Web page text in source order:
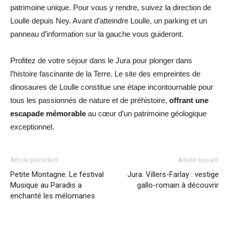
patrimoine unique. Pour vous y rendre, suivez la direction de
Loulle depuis Ney. Avant d’atteindre Loulle, un parking et un
panneau d’information sur la gauche vous guideront.
Profitez de votre séjour dans le Jura pour plonger dans
l’histoire fascinante de la Terre. Le site des empreintes de
dinosaures de Loulle constitue une étape incontournable pour
tous les passionnés de nature et de préhistoire, offrant une
escapade mémorable au cœur d’un patrimoine géologique
exceptionnel.
Article précédent
Petite Montagne. Le festival
Musique au Paradis a
enchanté les mélomanes
Article suivant
Jura. Villers-Farlay : vestige
gallo-romain à découvrir